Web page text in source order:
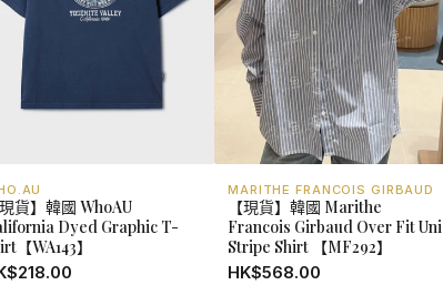
現貨】韓國 WhoAU
Dyed Graphic T-
【WA143】
MARITHE FRANCOIS GIRBAUD
【現貨】韓國 Marithe
Francois Girbaud Over Fit Uni
Stripe Shirt 【MF292】
HK$568.00